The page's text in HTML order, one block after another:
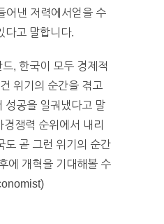
어낸 저력에서얻을 수
다고 말합니다.
, 한국이 모두 경제적
위기의 순간을 겪고
성공을 일궈냈다고 말
쟁력 순위에서 내리
도 곧 그런 위기의 순간
에 개혁을 기대해볼 수